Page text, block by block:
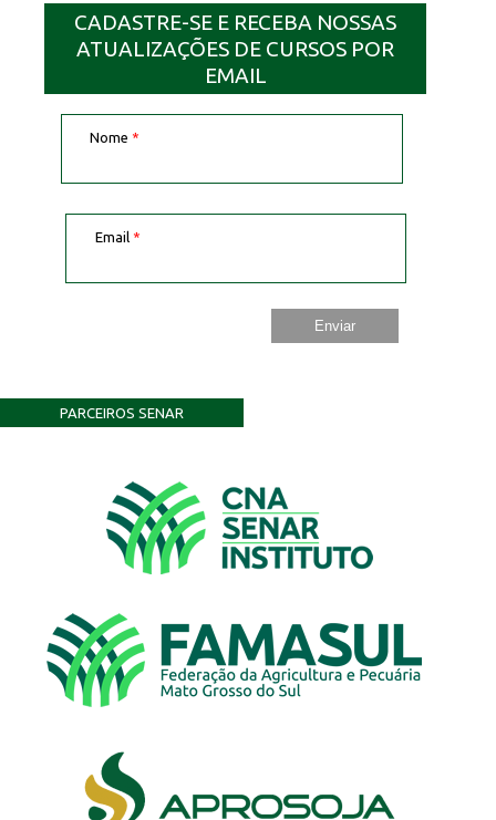
CADASTRE-SE E RECEBA NOSSAS
ATUALIZAÇÕES DE CURSOS POR
EMAIL
Nome *
Email *
PARCEIROS SENAR